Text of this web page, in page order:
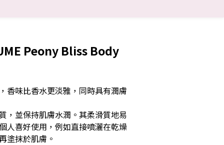
Peony Bliss Body
香味比香水更淡雅，同時具有潤膚
，並保持肌膚水潤。其柔滑質地易
人喜好使用，例如直接噴灑在乾燥
塗抹於肌膚。